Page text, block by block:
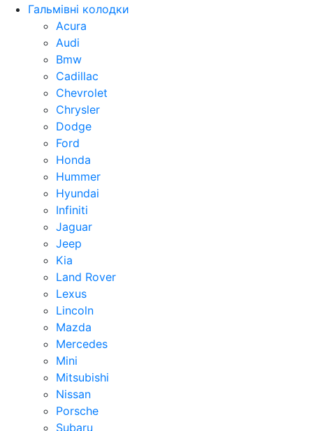
Гальмівні колодки
Acura
Audi
Bmw
Cadillac
Chevrolet
Chrysler
Dodge
Ford
Honda
Hummer
Hyundai
Infiniti
Jaguar
Jeep
Kia
Land Rover
Lexus
Lincoln
Mazda
Mercedes
Mini
Mitsubishi
Nissan
Porsche
Subaru